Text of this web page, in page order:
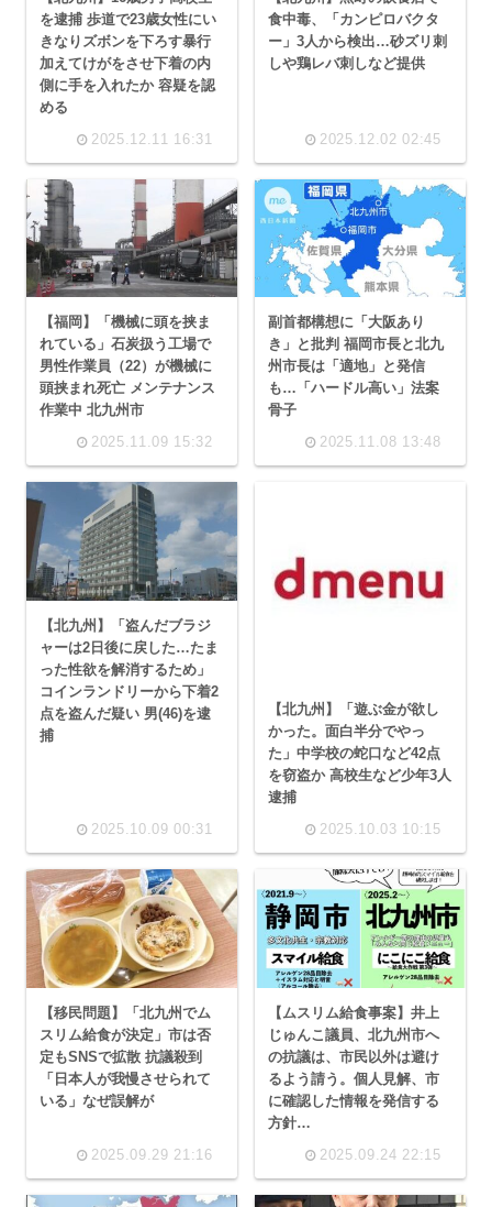
を逮捕 歩道で23歳女性にい
きなりズボンを下ろす暴行
加えてけがをさせ下着の内
側に手を入れたか 容疑を認
める
2025.12.11 16:31
食中毒、「カンピロバクタ
ー」3人から検出…砂ズリ刺
しや鶏レバ刺しなど提供
2025.12.02 02:45
【福岡】「機械に頭を挟ま
れている」石炭扱う工場で
男性作業員（22）が機械に
頭挟まれ死亡 メンテナンス
作業中 北九州市
2025.11.09 15:32
副首都構想に「大阪あり
き」と批判 福岡市長と北九
州市長は「適地」と発信
も…「ハードル高い」法案
骨子
2025.11.08 13:48
【北九州】「盗んだブラジ
ャーは2日後に戻した…たま
った性欲を解消するため」
コインランドリーから下着2
点を盗んだ疑い 男(46)を逮
捕
2025.10.09 00:31
【北九州】「遊ぶ金が欲し
かった。面白半分でやっ
た」中学校の蛇口など42点
を窃盗か 高校生など少年3人
逮捕
2025.10.03 10:15
【移民問題】「北九州でム
スリム給食が決定」市は否
定もSNSで拡散 抗議殺到
「日本人が我慢させられて
いる」なぜ誤解が
2025.09.29 21:16
【ムスリム給食事案】井上
じゅんこ議員、北九州市へ
の抗議は、市民以外は避け
るよう請う。個人見解、市
に確認した情報を発信する
方針…
2025.09.24 22:15